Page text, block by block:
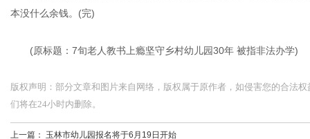
本没什么余钱。(完)
(原标题：7旬老人教书上瘾坚守乡村幼儿园30年 被指非法办学)
版权声明：部分文章和图片来自网络，版权属于原作者，如侵害您的合法
们将在24小时内删除。
上一篇： 玉林市幼儿园报名将于6月19日开始